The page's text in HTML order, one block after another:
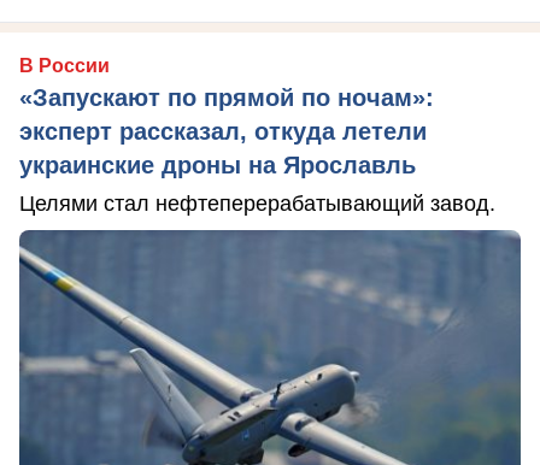
В России
«Запускают по прямой по ночам»:
эксперт рассказал, откуда летели
украинские дроны на Ярославль
Целями стал нефтеперерабатывающий завод.